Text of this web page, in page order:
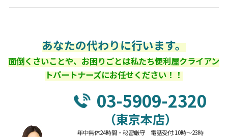
あなたの代わりに行います。
面倒くさいことや、お困りごとは私たち便利屋クライアン
トパートナーズにお任せください！！
03-5909-2320
（東京本店）
年中無休24時間・秘密厳守 電話受付:10時～23時